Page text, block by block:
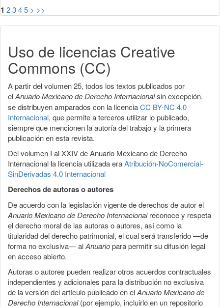
1 2345 > >>
Uso de licencias Creative
Commons (CC)
A partir del volumen 25, todos los textos publicados por
elAnuario Mexicano de Derecho Internacionalsin excepción,
se distribuyen amparados con la licenciaCC BY-NC 4.0
Internacional, que permite a terceros utilizar lo publicado,
siempre que mencionen la autoría del trabajo y la primera
publicación en esta revista.
Del volumen I al XXIV de Anuario Mexicano de Derecho
Internacional la licencia utilizada eraAtribución-NoComercial-
SinDerivadas 4.0 Internacional
Derechos de autoras o autores
De acuerdo con la legislación vigente de derechos de autor el
Anuario Mexicano de Derecho Internacionalreconoce y respeta
el derecho moral de las autoras o autores, así como la
titularidad del derecho patrimonial, el cual será transferido —de
forma no exclusiva— alAnuariopara permitir su difusión legal
en acceso abierto.
Autoras o autores pueden realizar otros acuerdos contractuales
independientes y adicionales para la distribución no exclusiva
de la versión del artículo publicado en elAnuario Mexicano de
Derecho Internacional(por ejemplo, incluirlo en un repositorio